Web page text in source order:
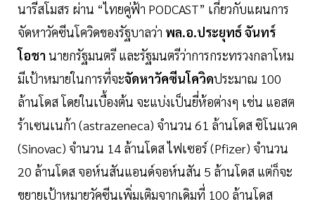
นารีสโมสร ผ่าน “ไทยคู่ฟ้า PODCAST” เกี่ยวกับแผนการ
จัดหาวัคซีนโควิดของรัฐบาลว่า พล.อ.ประยุทธ์ จันทร์
โอชา นายกรัฐมนตรี และรัฐมนตรีว่าการกระทรวงกลาโหม
มีเป้าหมายในการที่จะจัดหาวัคซีนโควิดประมาณ 100
ล้านโดส โดยในเบื้องต้น จะแบ่งเป็นยี่ห้อต่างๆ เช่น แอสต
ร้าเซนเนก้า (astrazeneca) จำนวน 61 ล้านโดส ซิโนแวค
(Sinovac) จำนวน 14 ล้านโดส ไฟเซอร์ (Pfizer) จำนวน
20 ล้านโดส จอห์นสันแอนด์จอห์นสัน 5 ล้านโดส แต่ก็จะ
ขยายเป้าหมายวัคซีนเพิ่มเติมจากเดิมที่ 100 ล้านโดส